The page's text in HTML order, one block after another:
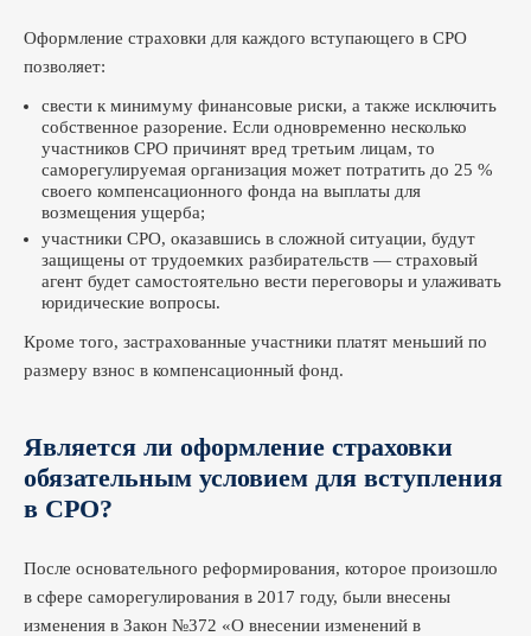
Оформление страховки для каждого вступающего в СРО
позволяет:
свести к минимуму финансовые риски, а также исключить
собственное разорение. Если одновременно несколько
участников СРО причинят вред третьим лицам, то
саморегулируемая организация может потратить до 25 %
своего компенсационного фонда на выплаты для
возмещения ущерба;
участники СРО, оказавшись в сложной ситуации, будут
защищены от трудоемких разбирательств — страховый
агент будет самостоятельно вести переговоры и улаживать
юридические вопросы.
Кроме того, застрахованные участники платят меньший по
размеру взнос в компенсационный фонд.
Является ли оформление страховки
обязательным условием для вступления
в СРО?
После основательного реформирования, которое произошло
в сфере саморегулирования в 2017 году, были внесены
изменения в Закон №372 «О внесении изменений в